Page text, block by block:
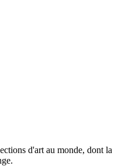
d'art au monde, dont la